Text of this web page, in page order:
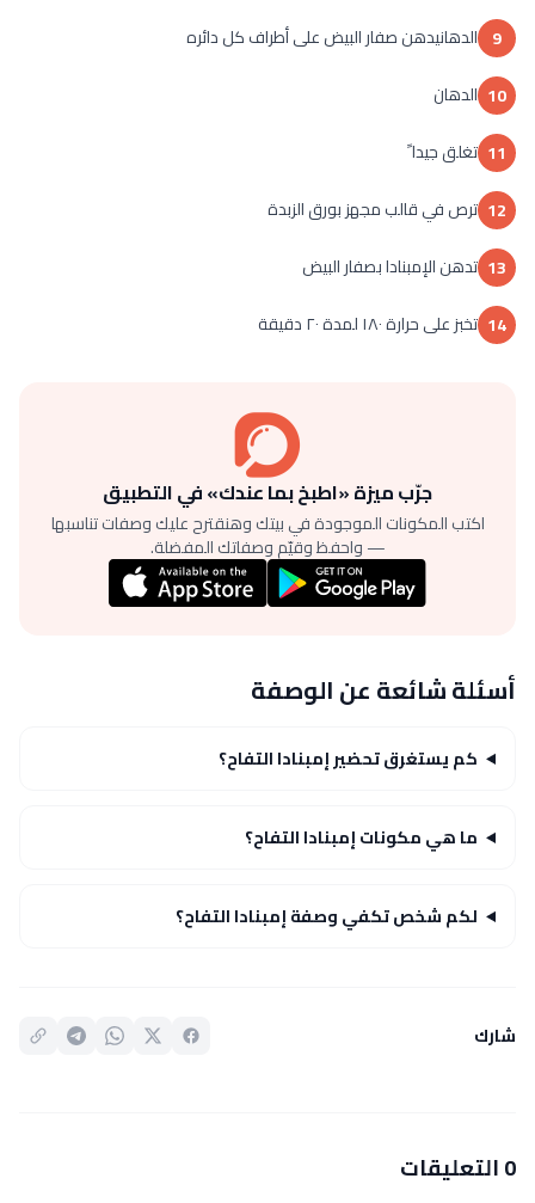
9 الدهانيدهن صفار البيض على أطراف كل دائره
10 الدهان
11 تغلق جيدا ً
12 ترص في قالب مجهز بورق الزبدة
13 تدهن الإمبنادا بصفار البيض
14 تخبز على حرارة ١٨٠ لمدة ٢٠ دقيقة
جرّب ميزة «اطبخ بما عندك» في التطبيق
اكتب المكونات الموجودة في بيتك وهنقترح عليك وصفات تناسبها
— واحفظ وقيّم وصفاتك المفضلة.
أسئلة شائعة عن الوصفة
كم يستغرق تحضير إمبنادا التفاح؟
ما هي مكونات إمبنادا التفاح؟
لكم شخص تكفي وصفة إمبنادا التفاح؟
شارك
0 التعليقات